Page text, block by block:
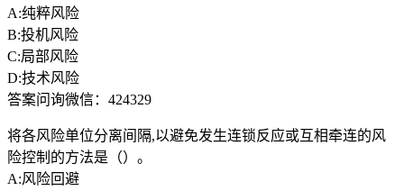
A:纯粹风险
B:投机风险
C:局部风险
D:技术风险
答案问询微信：424329
将各风险单位分离间隔,以避免发生连锁反应或互相牵连的风
险控制的方法是（）。
A:风险回避